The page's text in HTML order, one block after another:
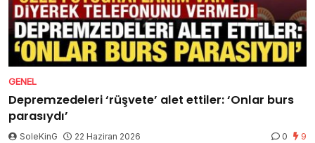
GENEL
Depremzedeleri ‘rüşvete’ alet ettiler: ‘Onlar burs
parasıydı’
SoleKinG 22 Haziran 2026 0 9